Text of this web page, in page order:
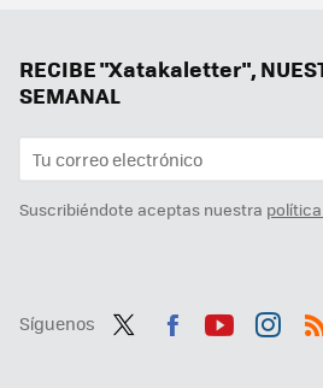
RECIBE "Xatakaletter",
SEMANAL
Suscribiéndote aceptas nuestra
Síguenos